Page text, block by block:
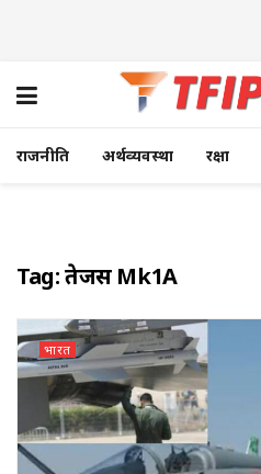
राजनीति अर्थव्यवस्था रक्षा
Tag:तेजस Mk1A
भारत